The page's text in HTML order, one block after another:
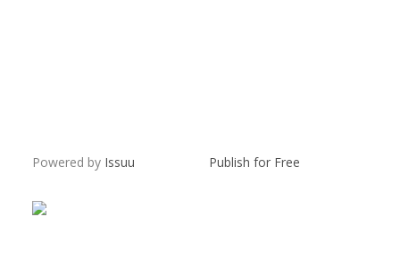
Powered by Issuu Publish for Free